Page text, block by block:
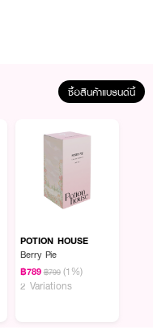
ซื้อสินค้าแบรนด์นี้
POTION HOUSE
Berry Pie
฿789 ฿799 (1%)
2 Variations